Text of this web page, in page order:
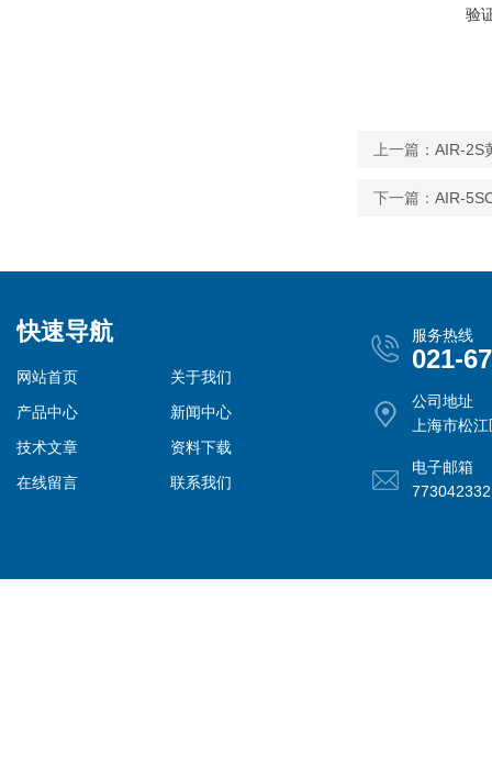
验
上一篇： AIR-2S
下一篇： AIR-
快速导航
网站首页
关于我们
产品中心
新闻中心
技术文章
资料下载
在线留言
联系我们
服务热线
021-
公司地址
上海市松
电子邮箱